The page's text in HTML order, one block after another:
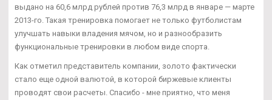
выдано на 60,6 млрд рублей против 76,3 млрд в январе — марте
2013-го. Такая тренировка помогает не только футболистам
улучшать навыки владения мячом, но и разнообразить
функциональные тренировки в любом виде спорта.
Как отметил представитель компании, золото фактически
стало еще одной валютой, в которой биржевые клиенты
проводят свои расчеты. Спасибо - мне приятно, что меня